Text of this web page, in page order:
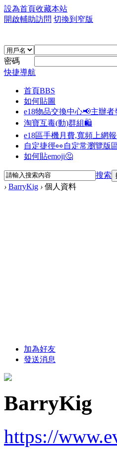
設為首頁收藏本站
開啟輔助訪問 切換到窄版
密碼
快捷導航
首頁BBS
如何貼圖
e18物品交換中心📢主辦者
淘寶互毒(動)群組🛍️
e18區手機月費,寬頻上網
自定捷徑👀自定常瀏覽版
如何貼emoji🤔
搜索
› BarryKig › 個人資料
加為好友
發送消息
BarryKig
https://